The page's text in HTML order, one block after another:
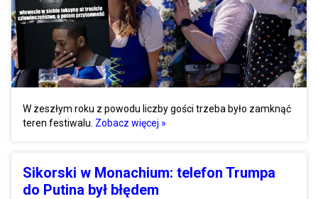
W zeszłym roku z powodu liczby gości trzeba było zamknąć
teren festiwalu. Zobacz więcej »
Sikorski w Monachium: telefon Trumpa
do Putina był błędem